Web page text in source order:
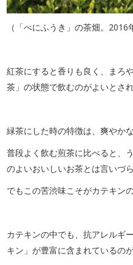
（「べにふうき」の茶畑。2016
紅茶にすると香りも良く、まろ
茶」の状態で飲むのがよいとされ
緑茶にした時の特徴は、爽やか
普段よく飲む煎茶に比べると、
のよいおいしいお茶とは言いづら
でもこの苦渋味こそがカテキン
カテキンの中でも、抗アレルギ
キン」が豊富に含まれているの